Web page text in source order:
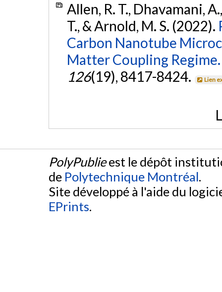
Allen, R. T., Dhavamani,
T., & Arnold, M. S. (2022).
Carbon Nanotube
Matter Coupling Regime.
126(19), 8417-8424. Lien
PolyPublieest le dépôt
de Polytechnique Montréal.
Site développé à l'aide du
EPrints.